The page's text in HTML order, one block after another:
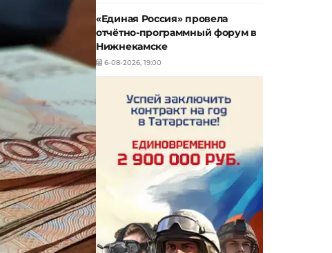
«Единая Россия» провела
отчётно-программный форум в
Нижнекамске
6-08-2026, 19:00